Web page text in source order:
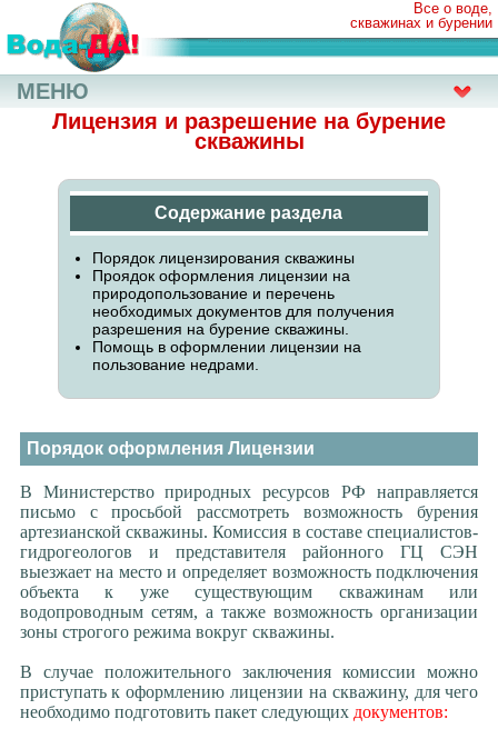
Все о воде,
скважинах и бурении
Лицензия и разрешение на бурение
скважины
Содержание раздела
Порядок лицензирования скважины
Проядок оформления лицензии на
природопользование и перечень
необходимых документов для получения
разрешения на бурение скважины.
Помощь в оформлении лицензии на
пользование недрами.
Порядок оформления Лицензии
В Министерство природных ресурсов РФ направляется
письмо с просьбой рассмотреть возможность бурения
артезианской скважины. Комиссия в составе специалистов-
гидрогеологов и представителя районного ГЦ СЭН
выезжает на место и определяет возможность подключения
объекта к уже существующим скважинам или
водопроводным сетям, а также возможность организации
зоны строгого режима вокруг скважины.
В случае положительного заключения комиссии можно
приступать к оформлению лицензии на скважину, для чего
необходимо подготовить пакет следующих документов:
МЕНЮ